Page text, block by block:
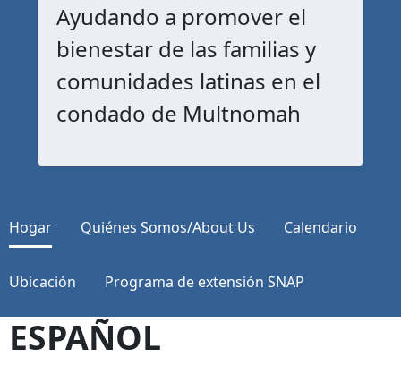
Ayudando a promover el
bienestar de las familias y
comunidades latinas en el
condado de Multnomah
Hogar Quiénes Somos/About Us Calendario
Ubicación Programa de extensión SNAP
ESPAÑOL